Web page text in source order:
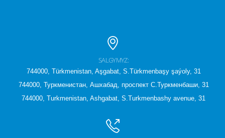
SALGYMYZ:
744000, Türkmenistan, Aşgabat, S.Türkmenbaşy şaýoly, 31
744000, Туркменистан, Ашхабад, проспект С.Туркменбаши, 31
744000, Turkmenistan, Ashgabat, S.Turkmenbashy avenue, 31